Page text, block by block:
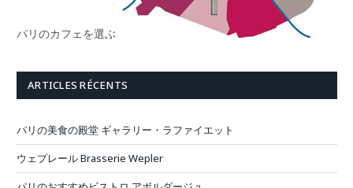
パリのカフェを選ぶ
ARTICLES RÉCENTS
パリの美食の殿堂 ギャラリー・ラファイエット
ウェプレール Brasserie Wepler